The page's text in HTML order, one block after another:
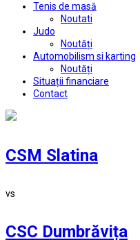
Tenis de masă
Noutati
Judo
Noutăți
Automobilism si karting
Noutăți
Situații financiare
Contact
CSM Slatina
vs
CSC Dumbrăvița